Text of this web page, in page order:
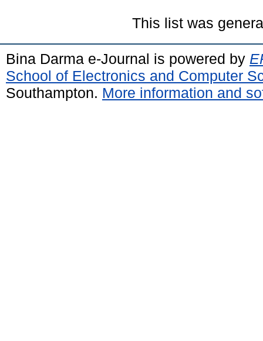
This list was
Bina Darma e-Journal is powered by
School of Electronics and Computer
Southampton. More information and